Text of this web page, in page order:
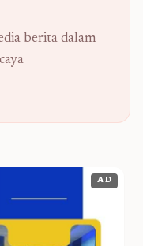
berita dalam
AD